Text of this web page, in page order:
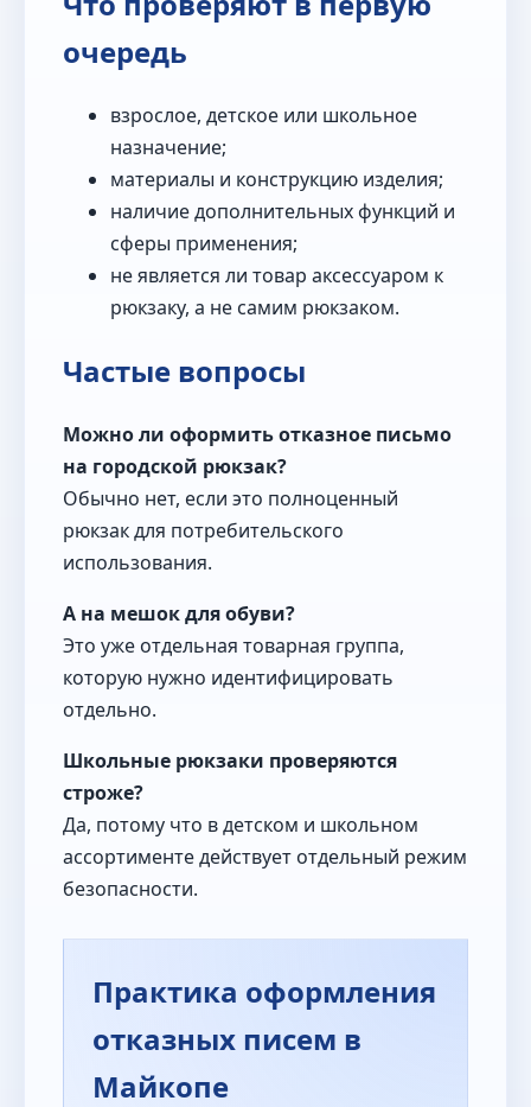
очередь
взрослое, детское или школьное
назначение;
материалы и конструкцию изделия;
наличие дополнительных функций и
сферы применения;
не является ли товар аксессуаром к
рюкзаку, а не самим рюкзаком.
Частые вопросы
Можно ли оформить отказное письмо
на городской рюкзак?
Обычно нет, если это полноценный
рюкзак для потребительского
использования.
А на мешок для обуви?
Это уже отдельная товарная группа,
которую нужно идентифицировать
отдельно.
Школьные рюкзаки проверяются
строже?
Да, потому что в детском и школьном
ассортименте действует отдельный режим
безопасности.
Практика оформления
отказных писем в
Майкопе